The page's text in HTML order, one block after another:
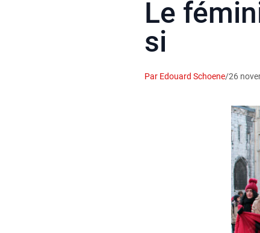
Le
si
Par Edouard Schoene/26